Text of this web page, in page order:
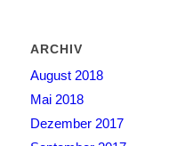
ARCHIV
August 2018
Mai 2018
Dezember 2017